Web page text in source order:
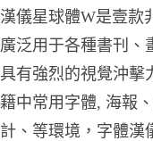
漢儀星球體W是壹款
廣泛用于各種書刊、
具有強烈的視覺沖擊
籍中常用字體, 海報
計、等環境，字體漢